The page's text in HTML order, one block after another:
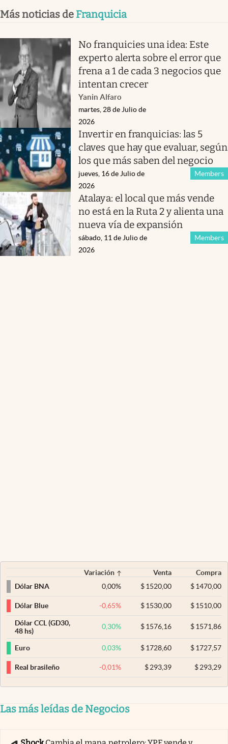
Más noticias de Franquicia
No franquicies una idea: Este
experto alerta sobre el error que
frena a 1 de cada 3 negocios que
intentan crecer
Yanin Alfaro
martes, 28 de Julio de
2026
Invertir en franquicias: las 5
claves que hay que evaluar, según
los que más saben del negocio
Members
jueves, 16 de Julio de
2026
Atalaya: el local que más vende
no está en la Ruta 2 y alienta una
nueva vía de expansión
Members
sábado, 11 de Julio de
2026
Variación Venta
Compra
Dólar BNA
0,00% $ 1520,00 $1470,00
Dólar Blue -0,65% $ 1530,00 $1510,00
Dólar CCL (GD30,
48 hs)
0,30% $ 1576,16 $1571,86
Euro 0,03% $ 1728,60 $1727,57
Real brasileño -0,01% $ 293,39 $293,29
Las más leídas de Negocios